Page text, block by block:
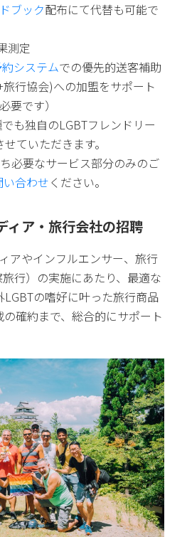
ブック配布にて代替も可能で
測定
システムでの優先的送客補助
行協会)への加盟をサポート
要です）
も独自のLGBTフレンドリー
ていただきます。
必要なサービス部分のみのご
い合わせください。
ィア・旅行会社の招聘
アやインフルエンサー、旅行
行）の実施にあたり、最適な
の嗜好に叶った旅行商品
確約まで、総合的にサポート